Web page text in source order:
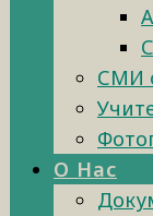
СМИ
О Нас